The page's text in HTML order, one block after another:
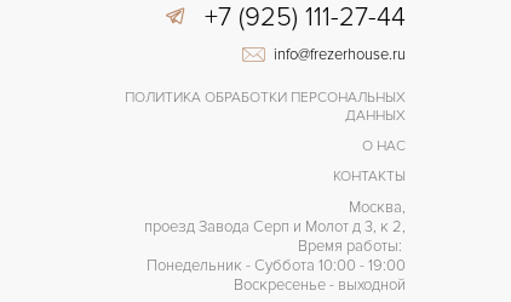
+7 (925) 111-27-44
info@frezerhouse.ru
ПОЛИТИКА ОБРАБОТКИ ПЕРСОНАЛЬНЫХ
ДАННЫХ
О НАС
КОНТАКТЫ
Москва,
проезд Завода Серп и Молот д 3, к 2,
Время работы:
Понедельник - Суббота 10:00 - 19:00
Воскресенье - выходной